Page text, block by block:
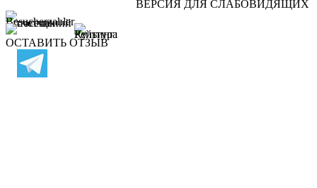
ВЕРСИЯ ДЛЯ СЛАБОВИДЯЩИХ
ОСТАВИТЬ ОТЗЫВ